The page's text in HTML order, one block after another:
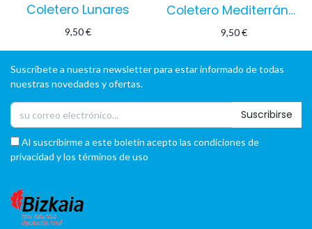
Coletero Lunares
9,50€
Coletero Mediterráneo
9,50€
Suscríbete a nuestra newsletter para estar informado de todas
nuestras novedades y ofertas.
Suscribirse
Al suscribirme a este boletín acepto las condiciones de
privacidad y los términos de uso